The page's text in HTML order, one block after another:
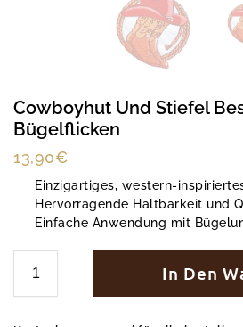
Cowboyhut Und Stiefel
Bügelflicken
13,90€
Einzigartiges, western-
Hervorragende Haltbarkeit und
Einfache Anwendung mit
In Den